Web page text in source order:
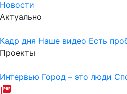
Новости
Актуально
Кадр дня Наше видео Есть
Проекты
Интервью Город – это люди